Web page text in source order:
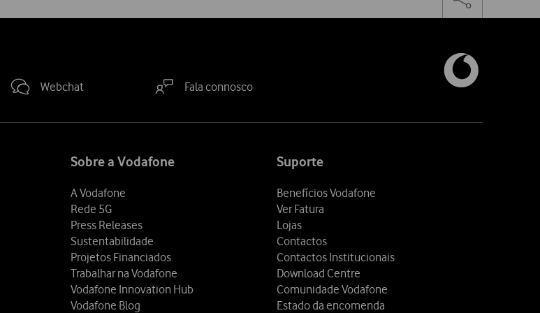
Webchat Fala connosco
Sobre a Vodafone
A Vodafone
Rede 5G
Press Releases
Sustentabilidade
Projetos Financiados
Trabalhar na Vodafone
Vodafone Innovation Hub
Vodafone Blog
Suporte
Benefícios Vodafone
Ver Fatura
Lojas
Contactos
Contactos Institucionais
Download Centre
Comunidade Vodafone
Estado da encomenda